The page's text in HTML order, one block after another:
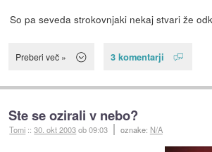
So pa seveda strokovnjaki nekaj stvari že
Preberi več » 3 komentarji
Ste se ozirali v nebo?
Tomi ::30. okt 2003ob 09:03 oznake: N/A